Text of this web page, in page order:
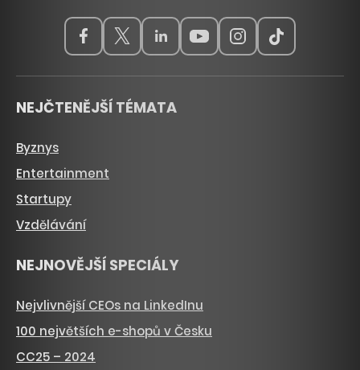
NEJČTENĚJŠÍ TÉMATA
Byznys
Entertainment
Startupy
Vzdělávání
NEJNOVĚJŠÍ SPECIÁLY
Nejvlivnější CEOs na LinkedInu
100 největších e-shopů v Česku
CC25 – 2024